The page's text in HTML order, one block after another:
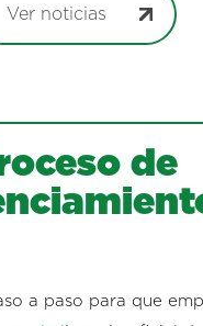
Ver noticias
de
a paso para que